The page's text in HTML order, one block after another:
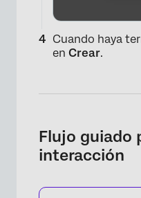
Cuando haya
en Crear.
Flujo guiado
interacción